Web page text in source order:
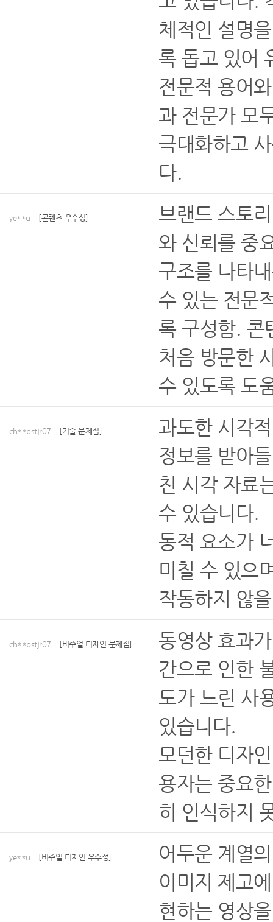
체적인 설명
록 돕고 있어
전문적 용어
과 전문가 모
극대화하고
다.
ye**u [콘텐츠 우수성]
브랜드 스토
와 신뢰를 중
구조를 나타
수 있는 전문
록 구성함. 콘
처음 방문한
수 있도록 도
ch**bstjr07 [기술 문제점]
과도한 시각
정보를 받아
친 시각 자료
수 있습니다.
동적 요소가
미칠 수 있으
작동하지 않
ch**bstjr07 [비주얼 디자인 문제점]
동영상 효과
간으로 인한
도가 느린 사
있습니다.
모던한 디자
용자는 중요
히 인식하지
ye**u [비주얼 디자인 우수성]
어두운 계열
이미지 제고
현하는 영상